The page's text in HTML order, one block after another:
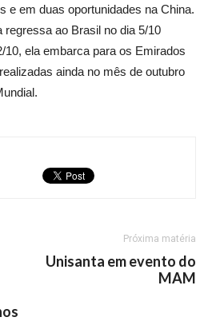
e em duas oportunidades na China.
regressa ao Brasil no dia 5/10
10, ela embarca para os Emirados
ainda no mês de outubro
Próxima matéria
Unisanta em evento do
MAM